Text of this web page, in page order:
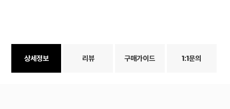
상세정보 리뷰 구매가이드 1:1문의